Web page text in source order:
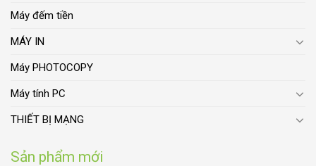
Máy đếm tiền
MÁY IN
Máy PHOTOCOPY
Máy tính PC
THIẾT BỊ MẠNG
Sản phẩm mới